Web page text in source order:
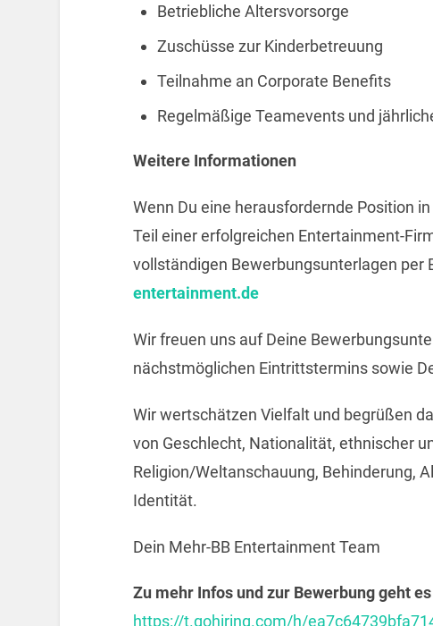
Betriebliche Altersvorsorge
Zuschüsse zur Kinderbetreuung
Teilnahme an Corporate Benefits
Regelmäßige Teamevents und
Weitere Informationen
Wenn Du eine herausfordernde Position
Teil einer erfolgreichen Entertainment-
vollständigen Bewerbungsunterlagen per
entertainment.de
Wir freuen uns auf Deine
nächstmöglichen Eintrittstermins sowie
Wir wertschätzen Vielfalt und begrüßen
von Geschlecht, Nationalität, ethnischer
Religion/Weltanschauung, Behinderung,
Identität.
Dein Mehr-BB Entertainment Team
Zu mehr Infos und zur Bewerbung geht
https://t.gohiring.com/h/